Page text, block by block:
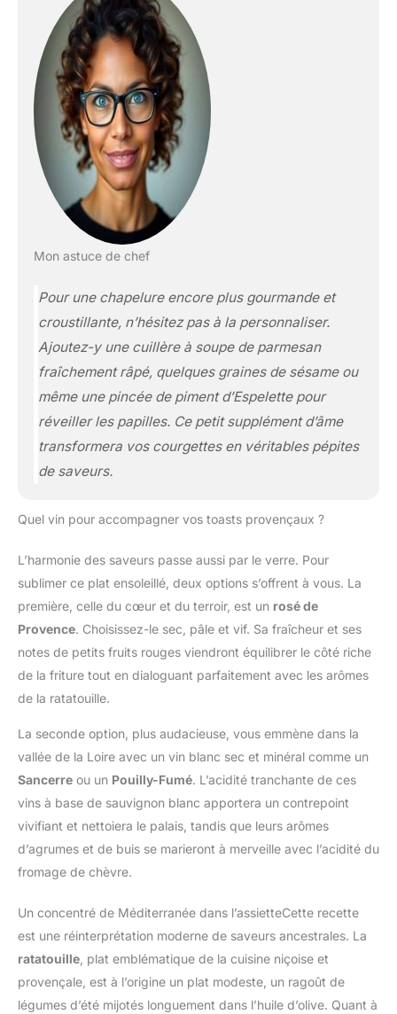
Mon astuce de chef
Pour une chapelure encore plus gourmande et
croustillante, n’hésitez pas à la personnaliser.
Ajoutez-y une cuillère à soupe de parmesan
fraîchement râpé, quelques graines de sésame ou
même une pincée de piment d’Espelette pour
réveiller les papilles. Ce petit supplément d’âme
transformera vos courgettes en véritables pépites
de saveurs.
Quel vin pour accompagner vos toasts provençaux ?
L’harmonie des saveurs passe aussi par le verre. Pour
sublimer ce plat ensoleillé, deux options s’offrent à vous. La
première, celle du cœur et du terroir, est un rosé de
Provence. Choisissez-le sec, pâle et vif. Sa fraîcheur et ses
notes de petits fruits rouges viendront équilibrer le côté riche
de la friture tout en dialoguant parfaitement avec les arômes
de la ratatouille.
La seconde option, plus audacieuse, vous emmène dans la
vallée de la Loire avec un vin blanc sec et minéral comme un
Sancerre ou un Pouilly-Fumé. L’acidité tranchante de ces
vins à base de sauvignon blanc apportera un contrepoint
vivifiant et nettoiera le palais, tandis que leurs arômes
d’agrumes et de buis se marieront à merveille avec l’acidité du
fromage de chèvre.
Un concentré de Méditerranée dans l’assietteCette recette
est une réinterprétation moderne de saveurs ancestrales. La
ratatouille , plat emblématique de la cuisine niçoise et
provençale, est à l’origine un plat modeste, un ragoût de
légumes d’été mijotés longuement dans l’huile d’olive. Quant à